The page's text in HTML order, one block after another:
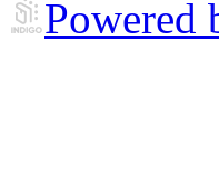
Powered